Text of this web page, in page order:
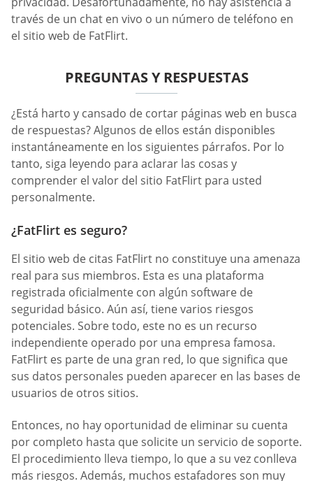
través de un chat en vivo o un número de teléfono en
el sitio web de FatFlirt.
PREGUNTAS Y RESPUESTAS
¿Está harto y cansado de cortar páginas web en busca
de respuestas? Algunos de ellos están disponibles
instantáneamente en los siguientes párrafos. Por lo
tanto, siga leyendo para aclarar las cosas y
comprender el valor del sitio FatFlirt para usted
personalmente.
¿FatFlirt es seguro?
El sitio web de citas FatFlirt no constituye una amenaza
real para sus miembros. Esta es una plataforma
registrada oficialmente con algún software de
seguridad básico. Aún así, tiene varios riesgos
potenciales. Sobre todo, este no es un recurso
independiente operado por una empresa famosa.
FatFlirt es parte de una gran red, lo que significa que
sus datos personales pueden aparecer en las bases de
usuarios de otros sitios.
Entonces, no hay oportunidad de eliminar su cuenta
por completo hasta que solicite un servicio de soporte.
El procedimiento lleva tiempo, lo que a su vez conlleva
más riesgos. Además, muchos estafadores son muy